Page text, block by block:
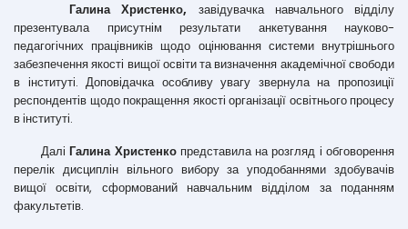
Галина Христенко, завідувачка навчального відділу
презентувала присутнім результати анкетування науково-
педагогічних працівників щодо оцінювання системи внутрішнього
забезпечення якості вищої освіти та визначення академічної свободи
в інституті. Доповідачка особливу увагу звернула на пропозиції
респондентів щодо покращення якості організації освітнього процесу
в інституті.
ДаліГалина Христенко представила на розгляд і обговорення
перелік дисциплін вільного вибору за уподобаннями здобувачів
вищої освіти, сформований навчальним відділом за поданням
факультетів.